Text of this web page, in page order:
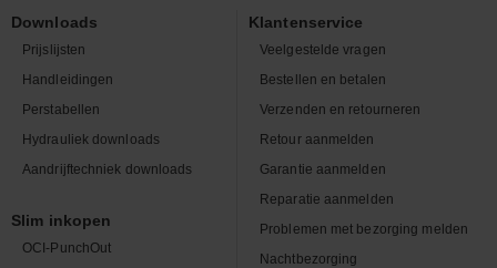
Downloads
Prijslijsten
Handleidingen
Perstabellen
Hydrauliek downloads
Aandrijftechniek downloads
Slim inkopen
OCI-PunchOut
Klantenservice
Veelgestelde vragen
Bestellen en betalen
Verzenden en retourneren
Retour aanmelden
Garantie aanmelden
Reparatie aanmelden
Problemen met bezorging melden
Nachtbezorging